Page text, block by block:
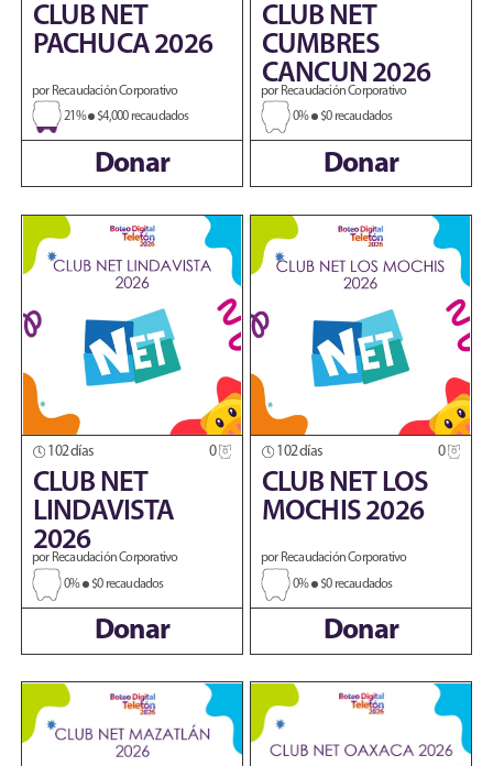
CLUB NET
PACHUCA 2026
por Recaudación Corporativo
21%
$4,000 recaudados
Donar
CLUB NET
CUMBRES
CANCUN 2026
por Recaudación Corporativo
0%
$0 recaudados
Donar
102 días 0
CLUB NET
LINDAVISTA
2026
por Recaudación Corporativo
0%
$0 recaudados
Donar
102 días 0
CLUB NET LOS
MOCHIS 2026
por Recaudación Corporativo
0%
$0 recaudados
Donar